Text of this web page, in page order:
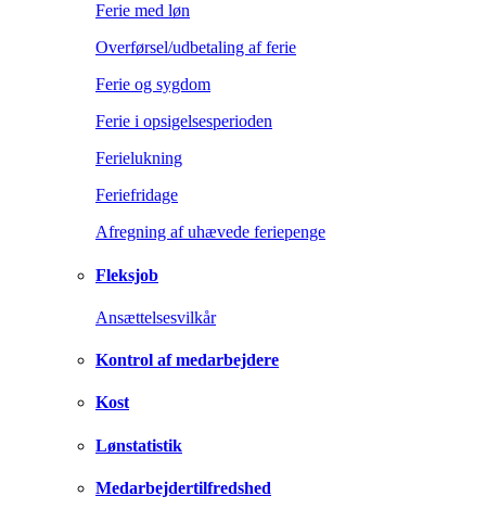
Ferie med løn
Overførsel/udbetaling af ferie
Ferie og sygdom
Ferie i opsigelsesperioden
Ferielukning
Feriefridage
Afregning af uhævede feriepenge
Fleksjob
Ansættelsesvilkår
Kontrol af medarbejdere
Kost
Lønstatistik
Medarbejdertilfredshed